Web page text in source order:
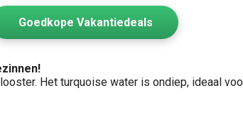
Goedkope Vakantiedeals
Het turquoise water is ondiep, ideaal